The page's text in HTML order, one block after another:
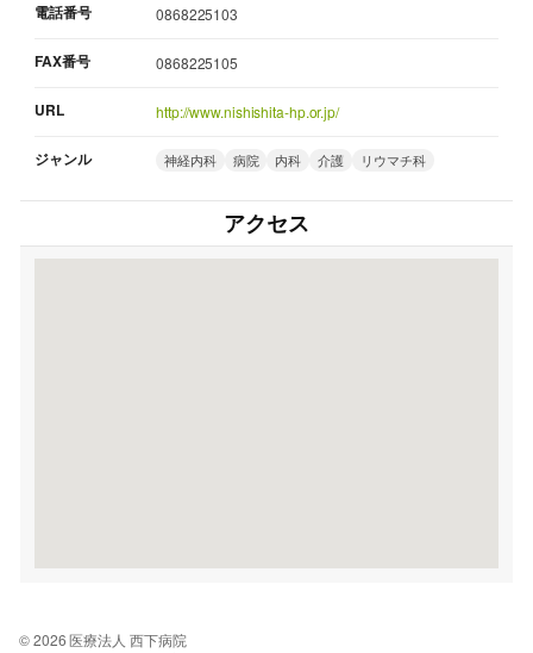
電話番号 0868225103
FAX番号 0868225105
URL http://www.nishishita-hp.or.jp/
ジャンル 神経内科 病院 内科 介護 リウマチ科
アクセス
© 2026 医療法人 西下病院